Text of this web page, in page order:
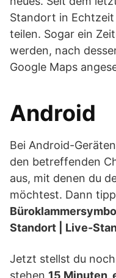
Standort in
teilen. Sogar ein
werden, nach
Google Maps
Android
Bei Android-
den betreffenden
aus, mit denen du
möchtest. Dann
Standort | Live-
Jetzt stellst du
stehen 15 Minuten,